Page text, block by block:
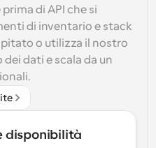
di API che si
di inventario e stack
o utilizza il nostro
dati e scala da un
disponibilità